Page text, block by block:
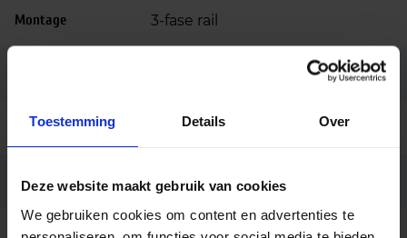
Toestemming Details Over
Deze website maakt gebruik van cookies
We gebruiken cookies om content en advertenties te
Montage 3-fase rail
Garantie 10 jaar
Code LU085413